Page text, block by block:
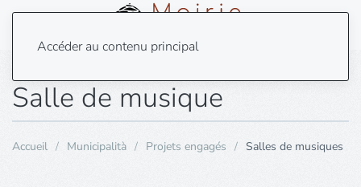
Accéder au contenu principal
Salle de musique
Accueil Municipalità Projets engagés Salles de musiques